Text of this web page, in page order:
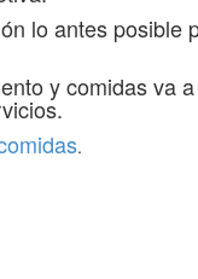
lo antes posible
y comidas va
.